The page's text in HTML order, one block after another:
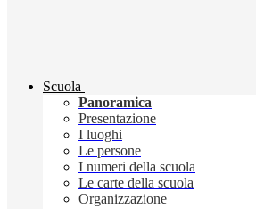
Scuola
Panoramica
Presentazione
I luoghi
Le persone
I numeri della scuola
Le carte della scuola
Organizzazione